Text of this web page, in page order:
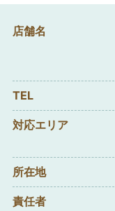
店舗名
TEL
対応エリア
所在地
責任者